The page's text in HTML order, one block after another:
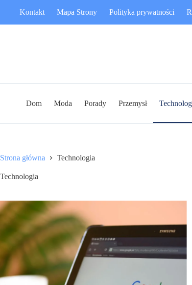
Kontakt Mapa Strony Polityka prywatności
Dom Moda Porady Przemysł
Strona główna Technologia
Technologia